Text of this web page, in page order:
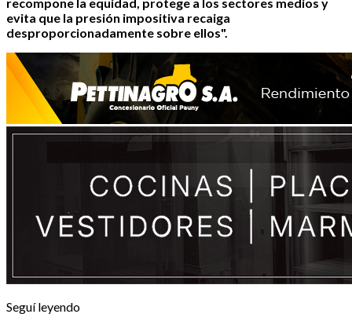
evita que la presión impositiva recaiga
desproporcionadamente sobre ellos".
Seguí leyendo